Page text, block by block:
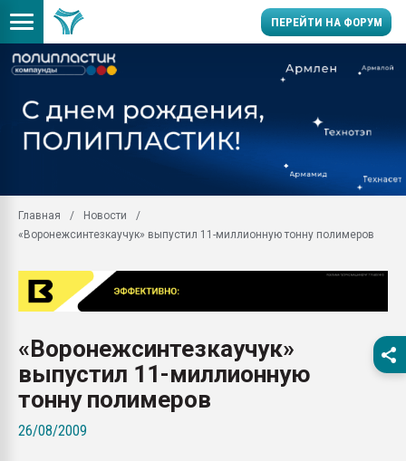
ПЕРЕЙТИ НА ФОРУМ
Вакуум-формовочные
28.07.2026
бутылок
Материал поверхности
вакуумного
Продам отходы
Главная
Новости
«Воронежсинтезкаучук» выпустил 11-миллионную тонну полимеров
«Воронежсинтезкаучук»
выпустил 11-миллионную
тонну полимеров
26/08/2009